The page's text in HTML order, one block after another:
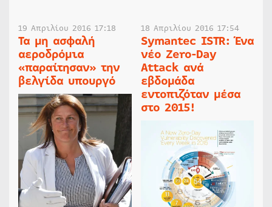
19 Απριλίου 2016 17:18
Τα μη ασφαλή
αεροδρόμια
«παραίτησαν» την
βελγίδα υπουργό
18 Απριλίου 2016 17:54
Symantec ISTR: Ένα
νέο Zero-Day
Attack ανά
εβδομάδα
εντοπιζόταν μέσα
στο 2015!